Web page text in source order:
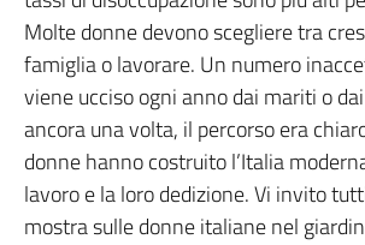
Molte donne devono scegliere tra
famiglia o lavorare. Un numero
viene ucciso ogni anno dai mariti o
ancora una volta, il percorso era
donne hanno costruito l’Italia
lavoro e la loro dedizione. Vi invito
mostra sulle donne italiane nel